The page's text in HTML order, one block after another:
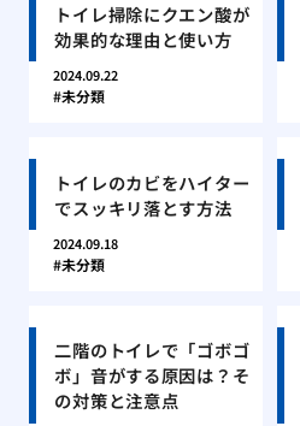
トイレ掃除にクエン酸が
効果的な理由と使い方
2024.09.22
未分類
トイレのカビをハイター
でスッキリ落とす方法
2024.09.18
未分類
二階のトイレで「ゴボゴ
ボ」音がする原因は？そ
の対策と注意点